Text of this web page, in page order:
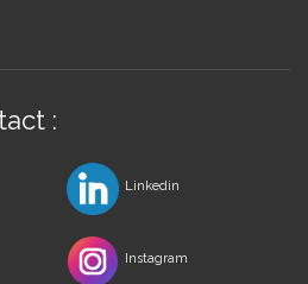
:
Linkedin
Instagram